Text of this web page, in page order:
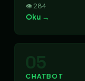
👁 284
Oku →
05
CHATBOT